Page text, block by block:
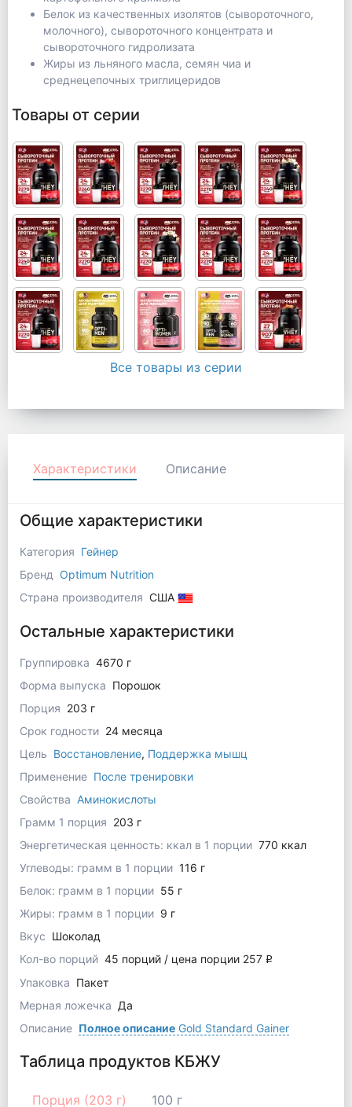
Белок из качественных изолятов (сывороточного,
молочного), сывороточного концентрата и
сывороточного гидролизата
Жиры из льняного масла, семян чиа и
среднецепочных триглицеридов
Товары от серии
Все товары из серии
Характеристики Описание
Общие характеристики
Категория Гейнер
Бренд
Optimum Nutrition
Страна производителя США
Остальные характеристики
Группировка 4670 г
Форма выпуска Порошок
Порция 203 г
Срок годности 24 месяца
Цель Восстановление, Поддержка мышц
Применение После тренировки
Свойства Аминокислоты
Грамм 1 порция 203 г
Энергетическая ценность: ккал в 1 порции 770 ккал
Углеводы: грамм в 1 порции 116 г
Белок: грамм в 1 порции 55 г
Жиры: грамм в 1 порции 9 г
Вкус Шоколад
Кол-во порций 45 порций / цена порции 257 q
Упаковка Пакет
Мерная ложечка Да
Описание Полное описаниеGold Standard Gainer
Таблица продуктов КБЖУ
Порция (203 г) 100 г